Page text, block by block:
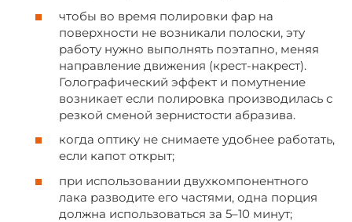
чтобы во время полировки фар на
поверхности не возникали полоски, эту
работу нужно выполнять поэтапно, меняя
направление движения (крест-накрест).
Голографический эффект и помутнение
возникает если полировка производилась с
резкой сменой зернистости абразива.
когда оптику не снимаете удобнее работать,
если капот открыт;
при использовании двухкомпонентного
лака разводите его частями, одна порция
должна использоваться за 5–10 минут;